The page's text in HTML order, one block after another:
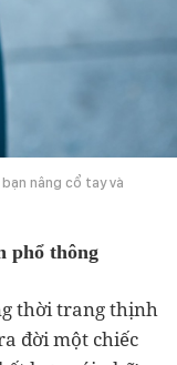
nâng cổ tay và
phổ thông
thời trang thịnh
đời một chiếc